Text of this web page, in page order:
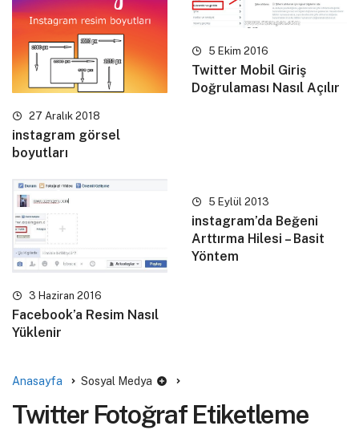
27 Aralık 2018
instagram görsel
boyutları
5 Ekim 2016
Twitter Mobil Giriş
Doğrulaması Nasıl Açılır
3 Haziran 2016
Facebook’a Resim Nasıl
Yüklenir
5 Eylül 2013
instagram’da Beğeni
Arttırma Hilesi – Basit
Yöntem
Anasayfa Sosyal Medya
Twitter Fotoğraf Etiketleme